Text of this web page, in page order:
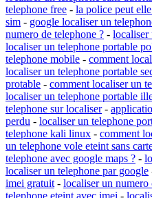
telephone free - la police peut
sim - google localiser un
numero de telephone ? - localiser
localiser un telephone portable
telephone mobile - comment
localiser un telephone portable
protable - comment localiser un
localiser un telephone portable
telephone sur localiser-
perdu - localiser un telephone
telephone kali linux - comment
un telephone vole eteint sans
telephone avec google maps ? -
localiser un telephone par google
imei gratuit - localiser un
telephone eteint avec imei -